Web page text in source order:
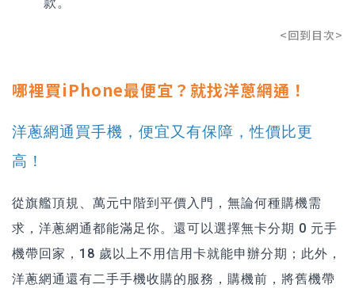
<回到目次>
哪裡買iPhone最便宜？就找洋蔥網通！
洋蔥網通買手機，便宜又有保障，性價比更
高！
從旗艦頂規、萬元中階到平價入門，無論何種購機需
求，洋蔥網通都能滿足你。還可以選擇無卡分期 0 元手
機帶回家，18 歲以上不用信用卡就能申辦分期；此外，
洋蔥網通還有二手手機收購的服務，購機前，將舊機帶